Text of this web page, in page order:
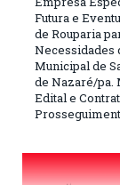
Futura e
de Rouparia
Necessidades
Municipal de
de Nazaré/pa.
Edital e